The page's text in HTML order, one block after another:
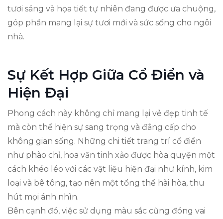
tươi sáng và họa tiết tự nhiên đang được ưa chuộng,
góp phần mang lại sự tươi mới và sức sống cho ngôi
nhà.
Sự Kết Hợp Giữa Cổ Điển và
Hiện Đại
Phong cách này không chỉ mang lại vẻ đẹp tinh tế
mà còn thể hiện sự sang trọng và đẳng cấp cho
không gian sống. Những chi tiết trang trí cổ điển
như phào chỉ, hoa văn tinh xảo được hòa quyện một
cách khéo léo với các vật liệu hiện đại như kính, kim
loại và bê tông, tạo nên một tổng thể hài hòa, thu
hút mọi ánh nhìn.
Bên cạnh đó, việc sử dụng màu sắc cũng đóng vai